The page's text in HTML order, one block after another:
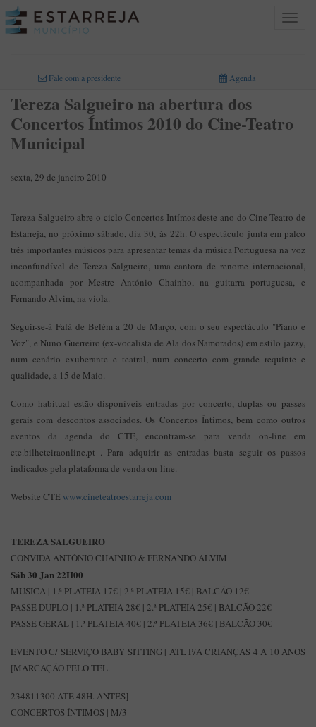
Toggle
Fale com a presidente Agenda
Tereza Salgueiro na abertura dos
Concertos Íntimos 2010 do Cine-Teatro
Municipal
sexta, 29 de janeiro 2010
Tereza Salgueiro abre o ciclo Concertos Intímos deste ano do Cine-Teatro de
Estarreja, no próximo sábado, dia 30, às 22h. O espectáculo junta em palco
três importantes músicos para apresentar temas da música Portuguesa na voz
inconfundível de Tereza Salgueiro, uma cantora de renome internacional,
acompanhada por Mestre António Chainho, na guitarra portuguesa, e
Fernando Alvim, na viola.
Seguir-se-á Fafá de Belém a 20 de Março, com o seu espectáculo "Piano e
Voz", e Nuno Guerreiro (ex-vocalista de Ala dos Namorados) em estilo jazzy,
num cenário exuberante e teatral, num concerto com grande requinte e
qualidade, a 15 de Maio.
Como habitual estão disponíveis entradas por concerto, duplas ou passes
gerais com descontos associados. Os Concertos Íntimos, bem como outros
eventos da agenda do CTE, encontram-se para venda on-line em
cte.bilheteiraonline.pt . Para adquirir as entradas basta seguir os passos
indicados pela plataforma de venda on-line.
Website CTEwww.cineteatroestarreja.com
TEREZA SALGUEIRO
CONVIDA ANTÓNIO CHAÍNHO & FERNANDO ALVIM
Sáb 30 Jan 22H00
MÚSICA | 1.ª PLATEIA 17€ | 2.ª PLATEIA 15€ | BALCÃO 12€
PASSE DUPLO | 1.ª PLATEIA 28€ | 2.ª PLATEIA 25€ | BALCÃO 22€
PASSE GERAL | 1.ª PLATEIA 40€ | 2.ª PLATEIA 36€ | BALCÃO 30€
EVENTO C/ SERVIÇO BABY SITTING | ATL P/A CRIANÇAS 4 A 10 ANOS
[MARCAÇÃO PELO TEL.
234811300 ATÉ 48H. ANTES]
CONCERTOS ÍNTIMOS | M/3